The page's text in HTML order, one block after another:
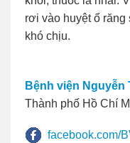
rơi vào huyệt ổ răng
khó chịu.
Bệnh viện Nguyễn
Thành phố Hồ Chí
facebook.com/